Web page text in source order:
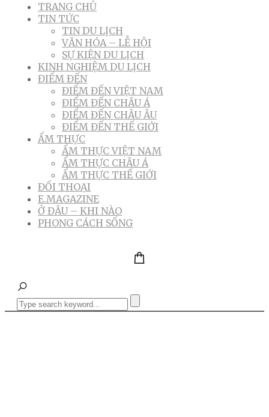
TRANG CHỦ
TIN TỨC
TIN DU LỊCH
VĂN HÓA – LỄ HỘI
SỰ KIỆN DU LỊCH
KINH NGHIỆM DU LỊCH
ĐIỂM ĐẾN
ĐIỂM ĐẾN VIỆT NAM
ĐIỂM ĐẾN CHÂU Á
ĐIỂM ĐẾN CHÂU ÂU
ĐIỂM ĐẾN THẾ GIỚI
ẨM THỰC
ẨM THỰC VIỆT NAM
ẨM THỰC CHÂU Á
ẨM THỰC THẾ GIỚI
ĐỐI THOẠI
E.MAGAZINE
Ở ĐÂU – KHI NÀO
PHONG CÁCH SỐNG